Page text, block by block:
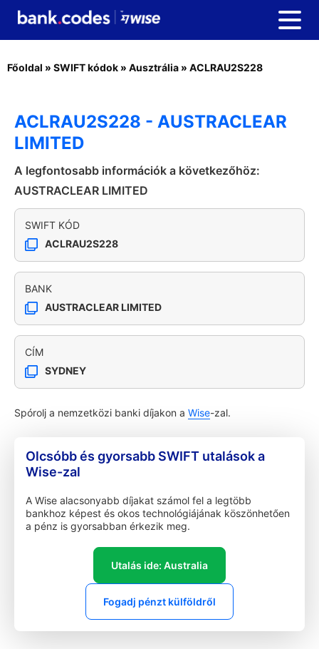
Főoldal » SWIFT kódok » Ausztrália » ACLRAU2S228
ACLRAU2S228 - AUSTRACLEAR
LIMITED
A legfontosabb információk a következőhöz:
AUSTRACLEAR LIMITED
SWIFT KÓD
ACLRAU2S228
BANK
AUSTRACLEAR LIMITED
CÍM
SYDNEY
Spórolj a nemzetközi banki díjakon a Wise-zal.
Olcsóbb és gyorsabb SWIFT utalások a
Wise-zal
A Wise alacsonyabb díjakat számol fel a legtöbb
bankhoz képest és okos technológiájának köszönhetően
a pénz is gyorsabban érkezik meg.
Utalás ide: Australia
Fogadj pénzt külföldről